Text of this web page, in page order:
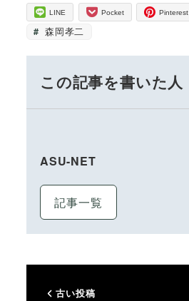
LINE Pocket Pinterest
森岡孝二
この記事を書いた人
ASU-NET
記事一覧
古い投稿